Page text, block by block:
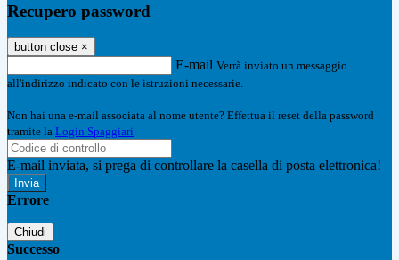
Recupero password
button close ×
E-mail Verrà inviato un messaggio
all'indirizzo indicato con le istruzioni necessarie.
Non hai una e-mail associata al nome utente? Effettua il reset della password
tramite la Login Spaggiari
E-mail inviata, si prega di controllare la casella di posta elettronica!
Errore
Chiudi
Successo